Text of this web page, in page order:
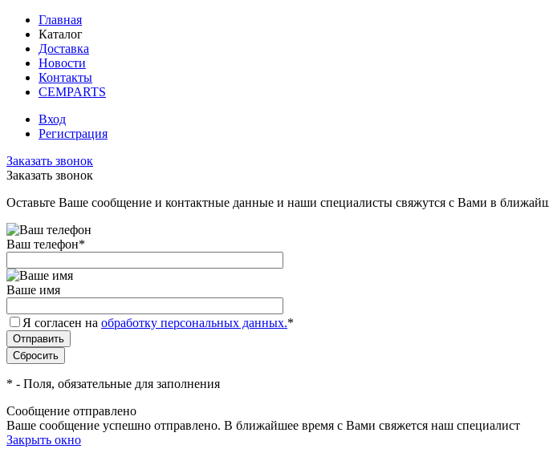
Главная
Каталог
Доставка
Новости
Контакты
CEMPARTS
Вход
Регистрация
Заказать звонок
Заказать звонок
Оставьте Ваше сообщение и контактные данные и наши специалисты свяжутся с Вами в
Ваш телефон*
Ваше имя
Я согласен на обработку персональных данных.*
* - Поля, обязательные для заполнения
Сообщение отправлено
Ваше сообщение успешно отправлено. В ближайшее время с Вами свяжется наш специалист
Закрыть окно